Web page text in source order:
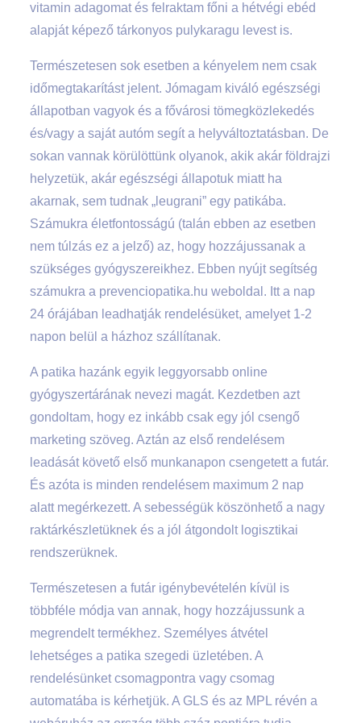
vitamin adagomat és felraktam főni a hétvégi ebéd
alapját képező tárkonyos pulykaragu levest is.
Természetesen sok esetben a kényelem nem csak
időmegtakarítást jelent. Jómagam kiváló egészségi
állapotban vagyok és a fővárosi tömegközlekedés
és/vagy a saját autóm segít a helyváltoztatásban. De
sokan vannak körülöttünk olyanok, akik akár földrajzi
helyzetük, akár egészségi állapotuk miatt ha
akarnak, sem tudnak „leugrani” egy patikába.
Számukra életfontosságú (talán ebben az esetben
nem túlzás ez a jelző) az, hogy hozzájussanak a
szükséges gyógyszereikhez. Ebben nyújt segítség
számukra a prevenciopatika.hu weboldal. Itt a nap
24 órájában leadhatják rendelésüket, amelyet 1-2
napon belül a házhoz szállítanak.
A patika hazánk egyik leggyorsabb online
gyógyszertárának nevezi magát. Kezdetben azt
gondoltam, hogy ez inkább csak egy jól csengő
marketing szöveg. Aztán az első rendelésem
leadását követő első munkanapon csengetett a futár.
És azóta is minden rendelésem maximum 2 nap
alatt megérkezett. A sebességük köszönhető a nagy
raktárkészletüknek és a jól átgondolt logisztikai
rendszerüknek.
Természetesen a futár igénybevételén kívül is
többféle módja van annak, hogy hozzájussunk a
megrendelt termékhez. Személyes átvétel
lehetséges a patika szegedi üzletében. A
rendelésünket csomagpontra vagy csomag
automatába is kérhetjük. A GLS és az MPL révén a